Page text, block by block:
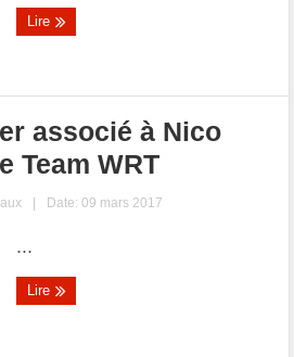
Lire
associé à Nico
Team WRT
| Date: 09 mars 2017
...
Lire